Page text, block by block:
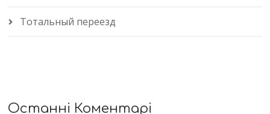
Тотальный переезд
Останні Коментарі